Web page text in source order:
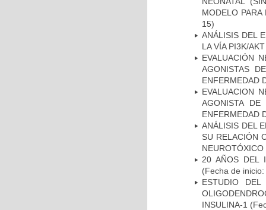
MODELO
15)
ANÁLISIS DEL
LA VÍA PI3K/
EVALUACIÓN
AGONISTAS
ENFERMEDAD
EVALUACION
AGONISTA
ENFERMEDAD
ANÁLISIS DEL
SU RELACIÓN
NEUROTÓXICO
20 AÑOS DEL
(Fecha de
ESTUDIO
INSULINA-1